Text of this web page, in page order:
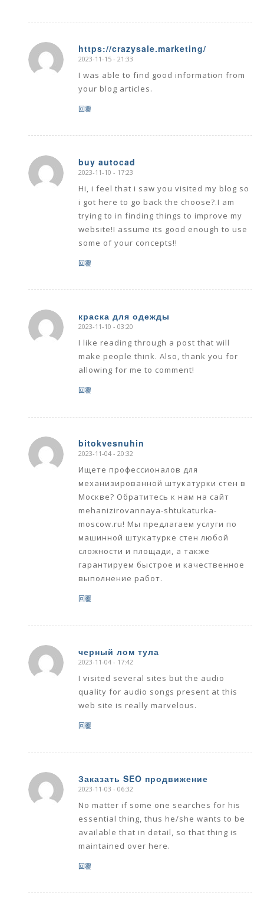
https://crazysale.marketing/
says:
2023-11-15 - 21:33
I was able to find good information from
your blog articles.
回覆
buy autocad
says:
2023-11-10 - 17:23
Hi, i feel that i saw you visited my blog so
i got here to go back the choose?.I am
trying to in finding things to improve my
website!I assume its good enough to use
some of your concepts!!
回覆
краска для одежды
says:
2023-11-10 - 03:20
I like reading through a post that will
make people think. Also, thank you for
allowing for me to comment!
回覆
bitokvesnuhin
says:
2023-11-04 - 20:32
Ищете профессионалов для
механизированной штукатурки стен в
Москве? Обратитесь к нам на сайт
mehanizirovannaya-shtukaturka-
moscow.ru! Мы предлагаем услуги по
машинной штукатурке стен любой
сложности и площади, а также
гарантируем быстрое и качественное
выполнение работ.
回覆
черный лом тула
says:
2023-11-04 - 17:42
I visited several sites but the audio
quality for audio songs present at this
web site is really marvelous.
回覆
Заказать SEO продвижение
says:
2023-11-03 - 06:32
No matter if some one searches for his
essential thing, thus he/she wants to be
available that in detail, so that thing is
maintained over here.
回覆